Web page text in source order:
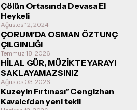
Çölün Ortasında Devasa El
Heykeli
Ağustos 12, 2024
ÇORUM’DA OSMAN ÖZTUNÇ
ÇILGINLIĞI
Temmuz 18, 2026
HİLAL GÜR, MÜZİKTE YARAYI
SAKLAYAMAZSINIZ
Ağustos 03, 2026
Kuzeyin Fırtınası” Cengizhan
Kavalcı'dan yeni tekli